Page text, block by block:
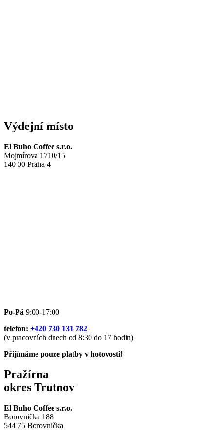
Výdejní místo
El Buho Coffee s.r.o.
Mojmírova 1710/15
140 00 Praha 4
Po-Pá 9:00-17:00
telefon: +420 730 131 782
(v pracovních dnech od 8:30 do 17 hodin)
Přijímáme pouze platby v hotovosti!
Pražírna
okres Trutnov
El Buho Coffee s.r.o.
Borovnička 188
544 75 Borovnička